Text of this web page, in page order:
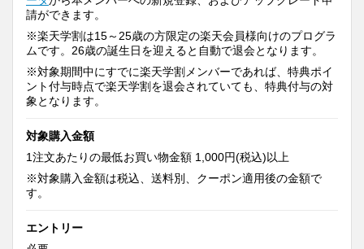
請ができます。
※楽天学割は15～25歳の方限定の楽天会員様向けのプログラ
ムです。26歳の誕生日を迎えると自動で退会となります。
※対象期間中にすでに楽天学割メンバーであれば、特典ポイ
ント付与時点で楽天学割を退会されていても、特典付与の対
象となります。
対象購入金額
1注文あたりの最低お買い物金額 1,000円(税込)以上
※対象購入金額は税込、送料別、クーポン適用後の金額で
す。
エントリー